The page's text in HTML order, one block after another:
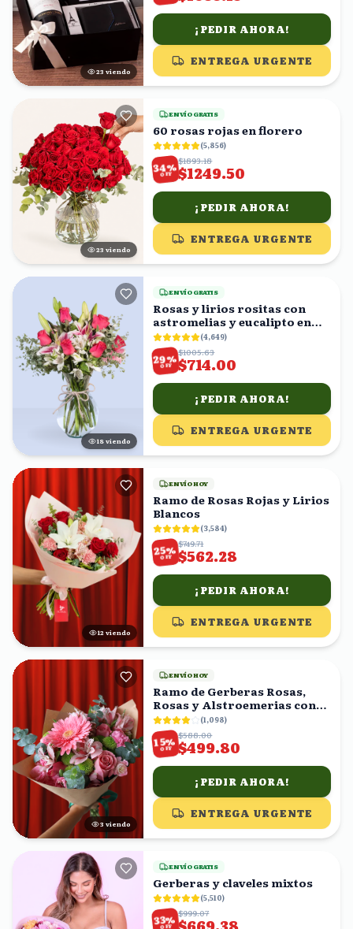
24 viendo
¡PEDIR AHORA!
ENTREGA URGENTE
23 viendo
ENVÍO GRATIS
60 rosas rojas en florero
(5,856)
34%
OFF
$1893.18
$1249.50
¡PEDIR AHORA!
ENTREGA URGENTE
17 viendo
ENVÍO GRATIS
Rosas y lirios rositas con
astromelias y eucalipto en
florero (4,649)
29%
OFF
$1005.63
$714.00
¡PEDIR AHORA!
ENTREGA URGENTE
11 viendo
ENVÍO HOY
Ramo de Rosas Rojas y Lirios
Blancos
(3,584)
25%
OFF
$749.71
$562.28
¡PEDIR AHORA!
ENTREGA URGENTE
4 viendo
ENVÍO HOY
Ramo de Gerberas Rosas,
Rosas y Alstroemerias con
Eucalipto
(1,098)
15%
OFF
$588.00
$499.80
¡PEDIR AHORA!
ENTREGA URGENTE
ENVÍO GRATIS
Gerberas y claveles mixtos
(5,510)
33%
OFF
$999.07